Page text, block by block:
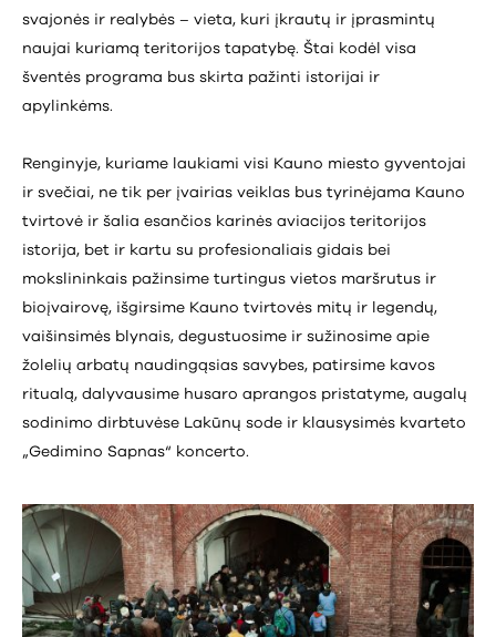
svajonės ir realybės – vieta, kuri įkrautų ir įprasmintų
naujai kuriamą teritorijos tapatybę. Štai kodėl visa
šventės programa bus skirta pažinti istorijai ir
apylinkėms.
Renginyje, kuriame laukiami visi Kauno miesto gyventojai
ir svečiai, ne tik per įvairias veiklas bus tyrinėjama Kauno
tvirtovė ir šalia esančios karinės aviacijos teritorijos
istorija, bet ir kartu su profesionaliais gidais bei
mokslininkais pažinsime turtingus vietos maršrutus ir
bioįvairovę, išgirsime Kauno tvirtovės mitų ir legendų,
vaišinsimės blynais, degustuosime ir sužinosime apie
žolelių arbatų naudingąsias savybes, patirsime kavos
ritualą, dalyvausime husaro aprangos pristatyme, augalų
sodinimo dirbtuvėse Lakūnų sode ir klausysimės kvarteto
„Gedimino Sapnas“ koncerto.